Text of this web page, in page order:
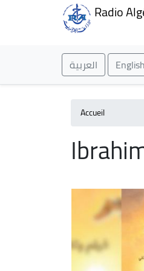
Radio
العربية English
Accueil